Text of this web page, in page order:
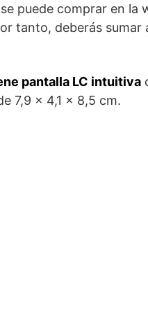
puede comprar en la
tanto, deberás sumar
pantalla LC intuitiva
7,9 x 4,1 x 8,5 cm.